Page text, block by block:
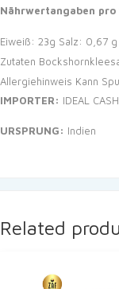
Nährwertangaben pro
Eiweiß: 23g Salz: 0,67 g
Zutaten
Allergiehinweis Kann
IMPORTER: IDEAL
URSPRUNG: Indien
Related